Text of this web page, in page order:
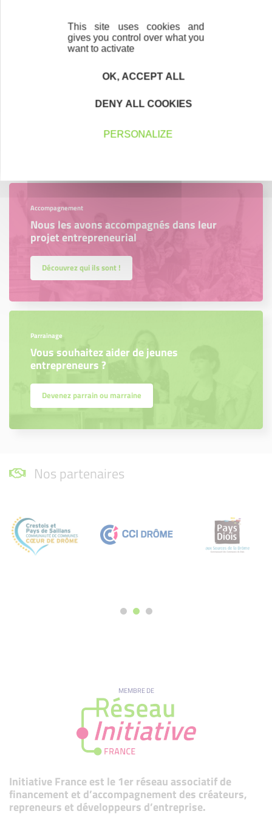
Trouvez à qui vous adresser
Accompagnement
Nous les avons accompagnés dans leur
projet entrepreneurial
Découvrez qui ils sont !
Parrainage
Vous souhaitez aider de jeunes
entrepreneurs ?
Devenez parrain ou marraine
Nos partenaires
MEMBRE DE
Initiative France est le 1er réseau associatif de
financement et d’accompagnement des créateurs,
repreneurs et développeurs d’entreprise.
This site uses cookies and
gives you control over what you
want to activate
OK, ACCEPT ALL
DENY ALL COOKIES
PERSONALIZE